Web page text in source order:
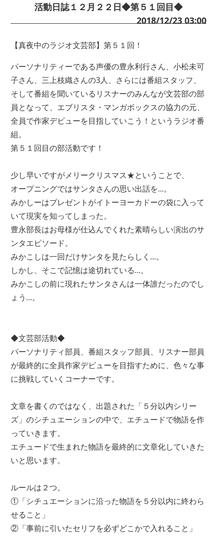
活動日誌１２月２２日◆第５１回目◆
2018/12/23 03:00
【真夜中のラジオ文芸部】第５１回！
パーソナリティーである声優の豊永利行さん、小松未可
子さん、三上枝織さんの3人、さらには番組スタッフ、
そして番組を聞いているリスナーのみんなが文芸部の部
員となって、エブリスタ・マンガボックスの協力の元、
全員で作家デビューを目指していこう！というラジオ番
組。
第５１回目の部活動です！
少し早いですがメリークリスマス★ということで、
オープニングではサンタさんの思い出話を...。
みかしーはプレゼントがイトーヨーカドーの袋に入って
いて現実を知ってしまった。
豊永部長はお母様が仕込んでくれた素晴らしい演出のサ
ンタエピソード。
みかこしは一回だけサンタを見たらしく...。
しかし、そこで記憶は途切れている...。
みかこしの前に現れたサンタさんは一体誰だったのでし
ょう...。
◆文芸部活動◆
パーソナリティ部員、番組スタッフ部員、リスナー部員
が最終的に全員作家デビューを目指すために、色々な事
に挑戦していくコーナーです。
文章を書くのではなく、出題された「５分以内シリー
ズ」のシチュエーションの中で、エチュードで物語を作
っていきます。
エチュードで生まれた物語を最終的に文章化していきた
いと思います。
ルールは２つ。
①「シチュエーションに沿った物語を５分以内に終わら
せること」
②「事前に引いたセリフを必ずどこかで入れること」